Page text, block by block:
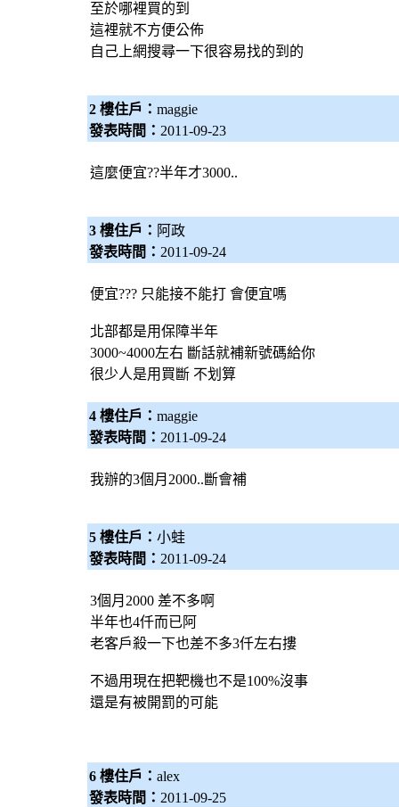
至於哪裡買的到
這裡就不方便公佈
自己上網搜尋一下很容易找的到的
2 樓住戶： maggie
發表時間： 2011-09-23
這麼便宜??半年才3000..
3 樓住戶： 阿政
發表時間： 2011-09-24
便宜??? 只能接不能打 會便宜嗎
北部都是用保障半年
3000~4000左右 斷話就補新號碼給你
很少人是用買斷 不划算
4 樓住戶： maggie
發表時間： 2011-09-24
我辦的3個月2000..斷會補
5 樓住戶： 小蛙
發表時間： 2011-09-24
3個月2000 差不多啊
半年也4仟而已阿
老客戶殺一下也差不多3仟左右摟
不過用現在把靶機也不是100%沒事
還是有被開罰的可能
6 樓住戶： alex
發表時間： 2011-09-25